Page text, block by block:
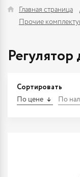
Главная страница
Прочие
Сортировать
По цене По